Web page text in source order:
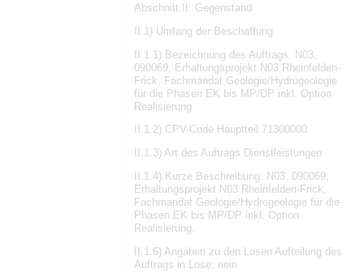
Abschnitt II: Gegenstand
II.1) Umfang der Beschaffung
II.1.1) Bezeichnung des Auftrags: N03,
090069, Erhaltungsprojekt N03 Rheinfelden-
Frick, Fachmandat Geologie/Hydrogeologie
für die Phasen EK bis MP/DP inkl. Option
Realisierung
II.1.2) CPV-Code Hauptteil 71300000
II.1.3) Art des Auftrags Dienstleistungen
II.1.4) Kurze Beschreibung: N03, 090069,
Erhaltungsprojekt N03 Rheinfelden-Frick,
Fachmandat Geologie/Hydrogeologie für die
Phasen EK bis MP/DP inkl. Option
Realisierung.
II.1.6) Angaben zu den Losen Aufteilung des
Auftrags in Lose: nein